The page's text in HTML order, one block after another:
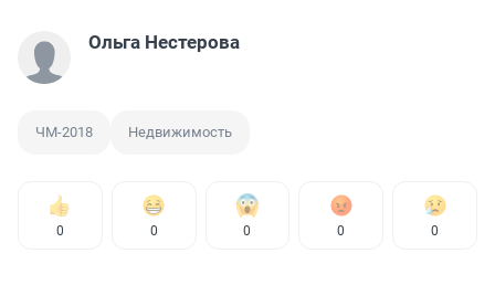
Ольга Нестерова
ЧМ-2018 Недвижимость
0 0 0 0 0